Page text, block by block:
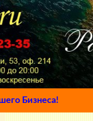
Бизнеса!